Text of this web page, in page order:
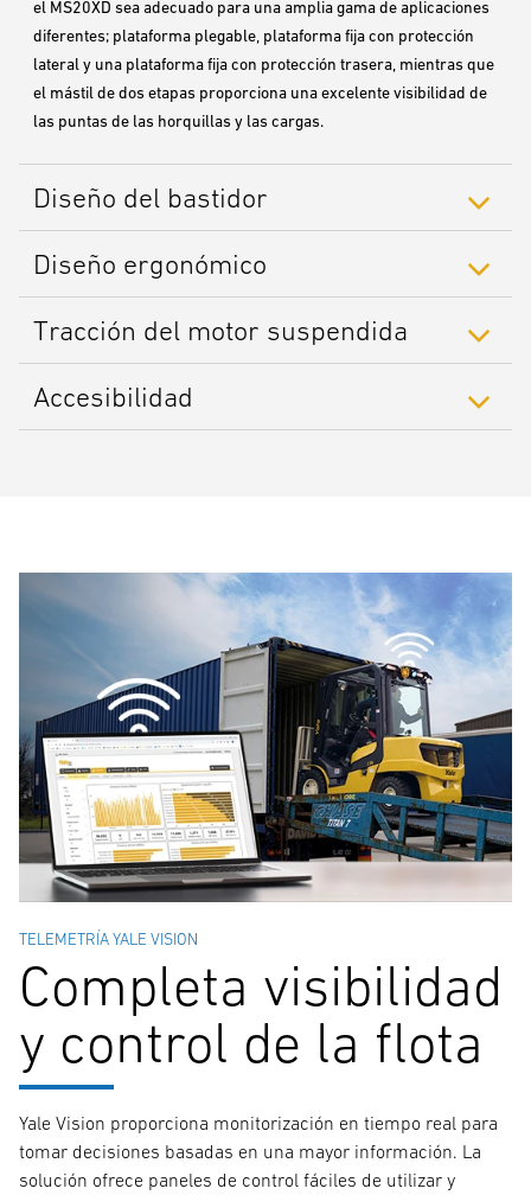
el MS20XD sea adecuado para una amplia gama de aplicaciones
diferentes; plataforma plegable, plataforma fija con protección
lateral y una plataforma fija con protección trasera, mientras que
el mástil de dos etapas proporciona una excelente visibilidad de
las puntas de las horquillas y las cargas.
Diseño del bastidor
Diseño ergonómico
Tracción del motor suspendida
Accesibilidad
TELEMETRÍA YALE VISION
Completa visibilidad
y control de la flota
Yale Vision proporciona monitorización en tiempo real para
tomar decisiones basadas en una mayor información. La
solución ofrece paneles de control fáciles de utilizar y